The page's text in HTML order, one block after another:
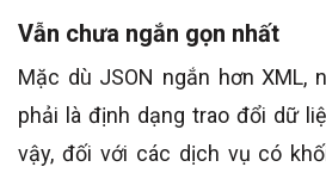
Vẫn chưa ngắn gọn nhất
Mặc dù JSON ngắn hơn XML,
phải là định dạng trao đổi dữ
vậy, đối với các dịch vụ có